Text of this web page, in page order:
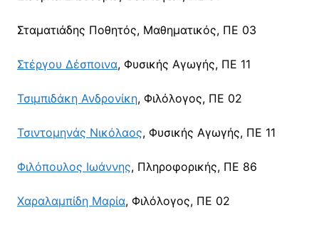
Σταματιάδης Ποθητός, Μαθηματικός, ΠΕ 03
Στέργου Δέσποινα, Φυσικής Αγωγής, ΠΕ 11
Τσιμπιδάκη Ανδρονίκη, Φιλόλογος, ΠΕ 02
Τσιντομηνάς Νικόλαος, Φυσικής Αγωγής, ΠΕ 11
Φιλόπουλος Ιωάννης, Πληροφορικής, ΠΕ 86
Χαραλαμπίδη Μαρία, Φιλόλογος, ΠΕ 02